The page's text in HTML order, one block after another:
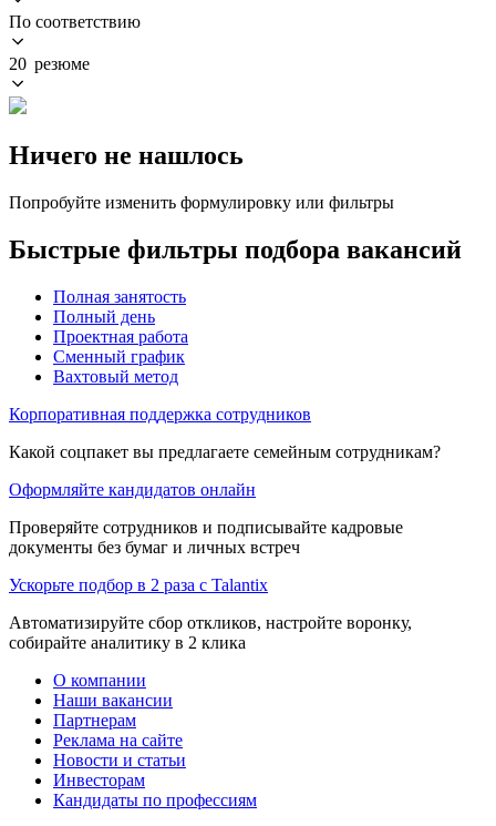
По соответствию
20 резюме
Ничего не нашлось
Попробуйте изменить формулировку или фильтры
Быстрые фильтры подбора вакансий
Полная занятость
Полный день
Проектная работа
Сменный график
Вахтовый метод
Корпоративная поддержка сотрудников
Какой соцпакет вы предлагаете семейным сотрудникам?
Оформляйте кандидатов онлайн
Проверяйте сотрудников и подписывайте кадровые
документы без бумаг и личных встреч
Ускорьте подбор в 2 раза с Talantix
Автоматизируйте сбор откликов, настройте воронку,
собирайте аналитику в 2 клика
О компании
Наши вакансии
Партнерам
Реклама на сайте
Новости и статьи
Инвесторам
Кандидаты по профессиям